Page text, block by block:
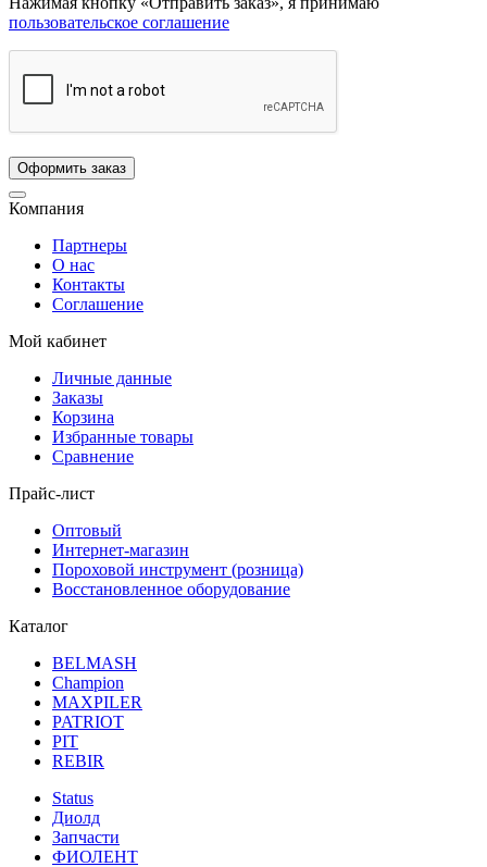
пользовательское соглашение
Компания
Партнеры
О нас
Контакты
Соглашение
Мой кабинет
Личные данные
Заказы
Корзина
Избранные товары
Сравнение
Прайс-лист
Оптовый
Интернет-магазин
Пороховой инструмент (розница)
Восстановленное оборудование
Каталог
BELMASH
Champion
MAXPILER
PATRIOT
PIT
REBIR
Status
Диолд
Запчасти
ФИОЛЕНТ